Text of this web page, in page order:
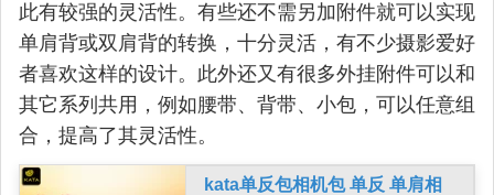
此有较强的灵活性。有些还不需另加附件就可以实现
单肩背或双肩背的转换，十分灵活，有不少摄影爱好
者喜欢这样的设计。此外还又有很多外挂附件可以和
其它系列共用，例如腰带、背带、小包，可以任意组
合，提高了其灵活性。
kata单反包相机包 单反 单肩相